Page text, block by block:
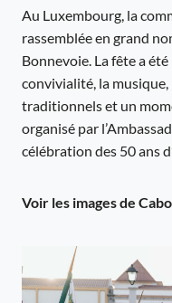
Au Luxembourg, la
rassemblée en grand
Bonnevoie. La fête a
convivialité, la musique,
traditionnels et un
organisé par
célébration des 50 ans
Voir les images de